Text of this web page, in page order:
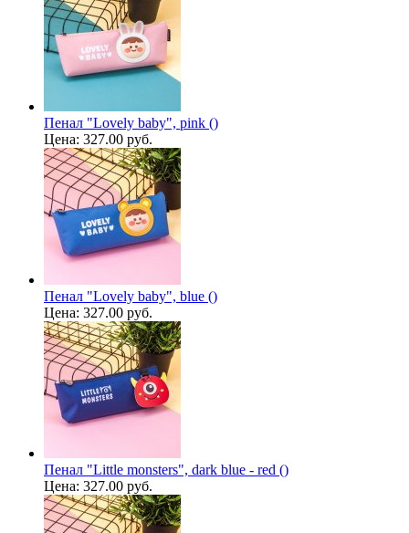
Пенал "Lovely baby", pink ()
Цена: 327.00 руб.
Пенал "Lovely baby", blue ()
Цена: 327.00 руб.
Пенал "Little monsters", dark blue - red ()
Цена: 327.00 руб.